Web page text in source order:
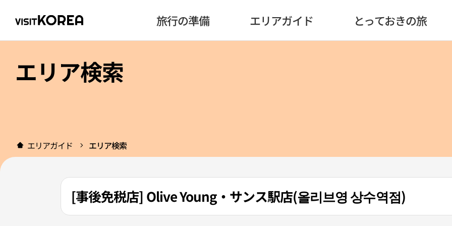
旅行の準備 エリアガイド とっておきの旅
エリア検索
エリアガイド エリア検索
[事後免税店] Olive Young・サンス駅店(올리브영 상수역점)